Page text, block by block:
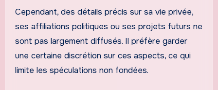
Cependant, des détails précis sur sa vie privée,
ses affiliations politiques ou ses projets futurs ne
sont pas largement diffusés. Il préfère garder
une certaine discrétion sur ces aspects, ce qui
limite les spéculations non fondées.